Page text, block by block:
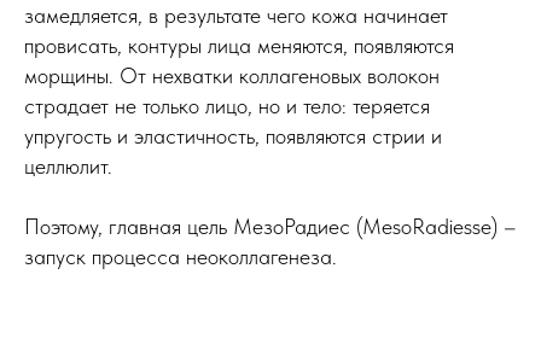
замедляется, в результате чего кожа начинает
провисать, контуры лица меняются, появляются
морщины. От нехватки коллагеновых волокон
страдает не только лицо, но и тело: теряется
упругость и эластичность, появляются стрии и
целлюлит.
Поэтому, главная цель МезоРадиес (MesoRadiesse) –
запуск процесса неоколлагенеза.